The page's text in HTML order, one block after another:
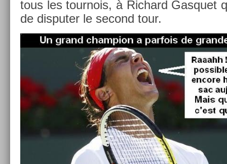
tous les tour­nois, à Ric­hard Gas­quet
de dis­put­er le second tour.